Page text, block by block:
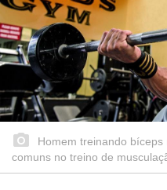
Homem treinando
comuns no treino de